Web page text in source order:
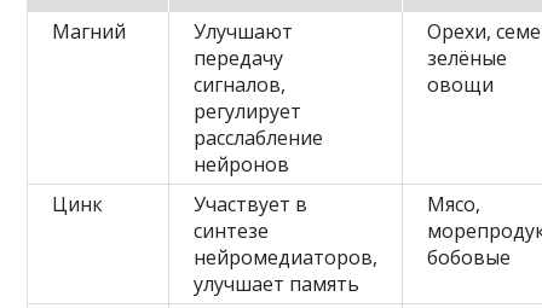
Магний
Улучшают
передачу
сигналов,
регулирует
расслабление
нейронов
Орехи,
зелёные
овощи
Цинк
Участвует в
синтезе
нейромедиаторов,
улучшает память
Мясо,
бобовые